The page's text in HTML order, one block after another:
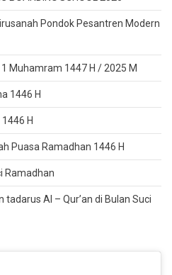
Pondok Pesantren Modern
Muhamram 1447 H / 2025 M
1446 H
H
Puasa Ramadhan 1446 H
Ramadhan
tadarus Al – Qur’an di Bulan Suci